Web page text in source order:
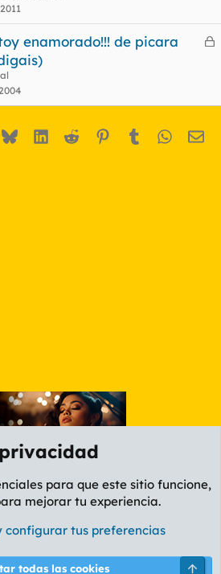
a
d
C
a
enamorado!!! de picara
BlueskyLinkedIn
Reddit Pinterest
Tumblr
AMARILLO
para que este sitio funcione,
mejorar tu experiencia.
configurar tus preferencias
todas las cookies